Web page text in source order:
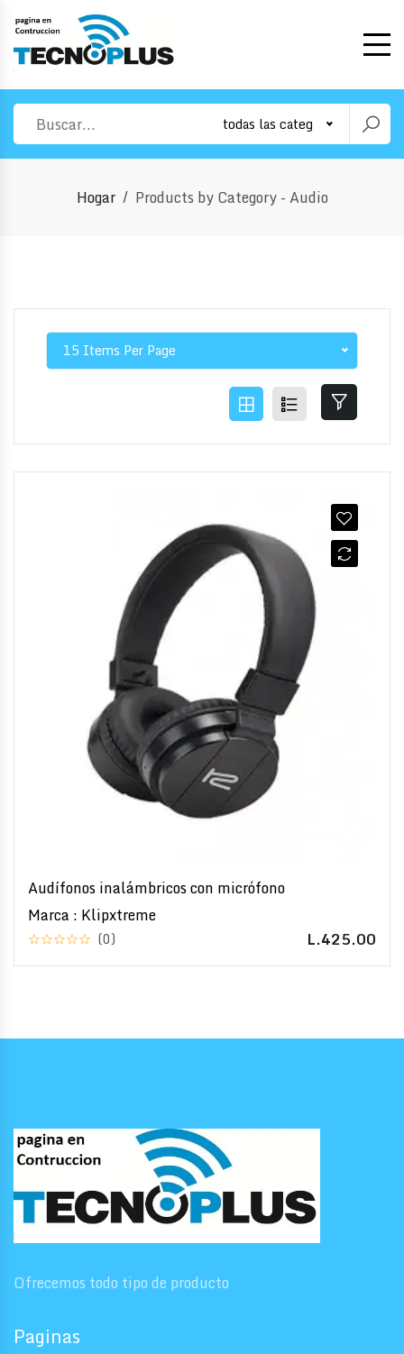
todas las categorias
Hogar Products by Category - Audio
15 Items Per Page
Audífonos inalámbricos con micrófono
Marca : Klipxtreme
(0) L.425.00
Ofrecemos todo tipo de producto
Paginas